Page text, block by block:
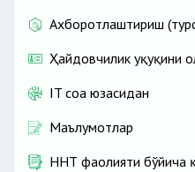
Ахборотлаштириш
Ҳайдовчилик ҳуқуқини
IT соҳа юзасидан
Маълумотлар
ННТ фаолияти бўйича